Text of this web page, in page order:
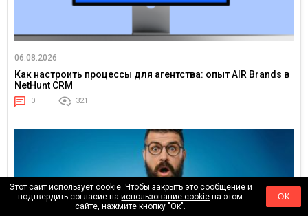
06.08.2026
Как настроить процессы для агентства: опыт AIR Brands в
NetHunt CRM
0 321
Этот сайт использует cookie. Чтобы закрыть это сообщение и
подтвердить согласие наиспользование cookie на этом
сайте, нажмите кнопку "Ок".
ОК